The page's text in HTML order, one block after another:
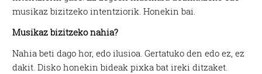
musikaz bizitzeko intentziorik. Honekin bai.
Musikaz bizitzeko nahia?
Nahia beti dago hor, edo ilusioa. Gertatuko den edo ez, ez
dakit. Disko honekin bideak pixka bat ireki ditzaket.